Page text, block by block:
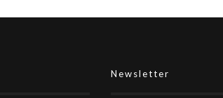
Newsletter